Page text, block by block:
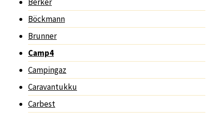
Böckmann
Brunner
Camp4
Campingaz
Caravantukku
Carbest